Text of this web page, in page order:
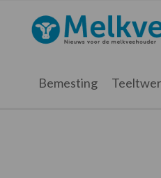
hoofdnavigatie
hoofd
eerste
voettekst
Melkveebedrijf.nl
Bemesting